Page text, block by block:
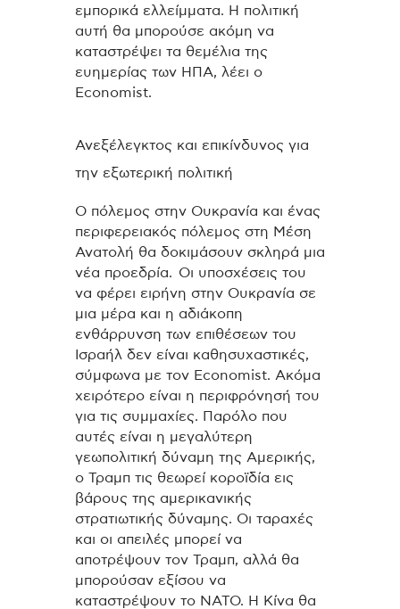
εμπορικά ελλείμματα. Η πολιτική
αυτή θα μπορούσε ακόμη να
καταστρέψει τα θεμέλια της
ευημερίας των ΗΠΑ, λέει ο
Economist.
Ανεξέλεγκτος και επικίνδυνος για
την εξωτερική πολιτική
Ο πόλεμος στην Ουκρανία και ένας
περιφερειακός πόλεμος στη Μέση
Ανατολή θα δοκιμάσουν σκληρά μια
νέα προεδρία. Οι υποσχέσεις του
να φέρει ειρήνη στην Ουκρανία σε
μια μέρα και η αδιάκοπη
ενθάρρυνση των επιθέσεων του
Ισραήλ δεν είναι καθησυχαστικές,
σύμφωνα με τον Economist. Ακόμα
χειρότερο είναι η περιφρόνησή του
για τις συμμαχίες. Παρόλο που
αυτές είναι η μεγαλύτερη
γεωπολιτική δύναμη της Αμερικής,
ο Τραμπ τις θεωρεί κοροϊδία εις
βάρους της αμερικανικής
στρατιωτικής δύναμης. Οι ταραχές
και οι απειλές μπορεί να
αποτρέψουν τον Τραμπ, αλλά θα
μπορούσαν εξίσου να
καταστρέψουν το ΝΑΤΟ. Η Κίνα θα